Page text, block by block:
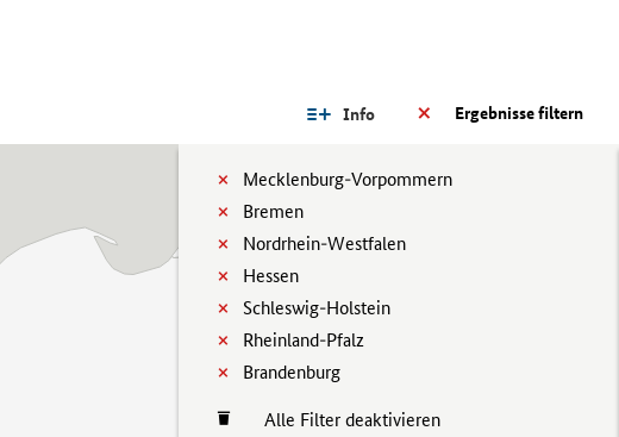
Ergebnisse filtern
Info
Mecklenburg-Vorpommern
Bremen
Nordrhein-Westfalen
Hessen
Schleswig-Holstein
Rheinland-Pfalz
Brandenburg
Alle Filter deaktivieren